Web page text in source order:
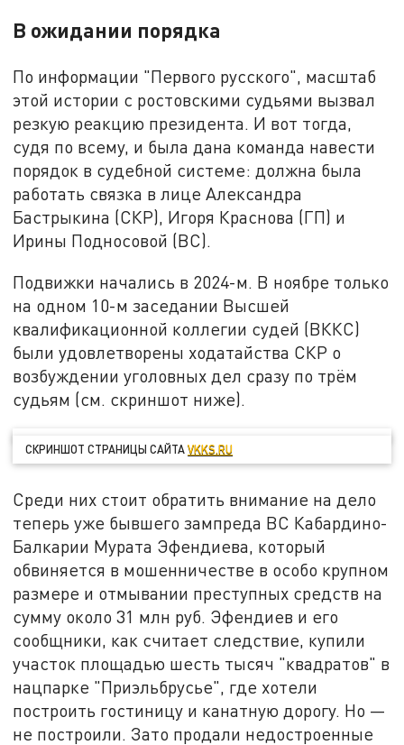
В ожидании порядка
По информации "Первого русского", масштаб
этой истории с ростовскими судьями вызвал
резкую реакцию президента. И вот тогда,
судя по всему, и была дана команда навести
порядок в судебной системе: должна была
работать связка в лице Александра
Бастрыкина (СКР), Игоря Краснова (ГП) и
Ирины Подносовой (ВС).
Подвижки начались в 2024-м. В ноябре только
на одном 10-м заседании Высшей
квалификационной коллегии судей (ВККС)
были удовлетворены ходатайства СКР о
возбуждении уголовных дел сразу по трём
судьям (см. скриншот ниже).
СКРИНШОТ СТРАНИЦЫ САЙТАVKKS.RU
Среди них стоит обратить внимание на дело
теперь уже бывшего зампреда ВС Кабардино-
Балкарии Мурата Эфендиева, который
обвиняется в мошенничестве в особо крупном
размере и отмывании преступных средств на
сумму около 31 млн руб. Эфендиев и его
сообщники, как считает следствие, купили
участок площадью шесть тысяч "квадратов" в
нацпарке "Приэльбрусье", где хотели
построить гостиницу и канатную дорогу. Но —
не построили. Зато продали недостроенные